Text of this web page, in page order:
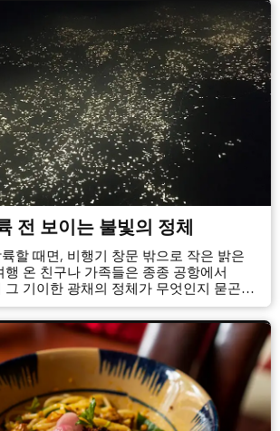
렇기에 바쁜 일상에서 잠시 벗어나 맑은
새로운 즐...
전 보이는 불빛의 정체
할 때면, 비행기 창문 밖으로 작은 밝은
행 온 친구나 가족들은 종종 공항에서
그 기이한 광채의 정체가 무엇인지 묻곤
오랫동안 그 궁금증을 품고 있었다.